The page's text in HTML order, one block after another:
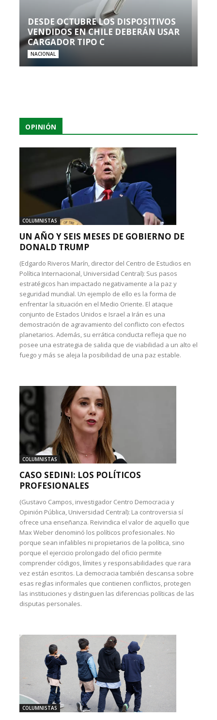
DESDE OCTUBRE LOS DISPOSITIVOS
VENDIDOS EN CHILE DEBERÁN USAR
CARGADOR TIPO C
NACIONAL
OPINIÓN
COLUMNISTAS
UN AÑO Y SEIS MESES DE GOBIERNO DE
DONALD TRUMP
(Edgardo Riveros Marín, director del Centro de Estudios en
Política Internacional, Universidad Central): Sus pasos
estratégicos han impactado negativamente a la paz y
seguridad mundial. Un ejemplo de ello es la forma de
enfrentar la situación en el Medio Oriente. El ataque
conjunto de Estados Unidos e Israel a Irán es una
demostración de agravamiento del conflicto con efectos
planetarios. Además, su errática conducta refleja que no
posee una estrategia de salida que de viabilidad a un alto el
fuego y más se aleja la posibilidad de una paz estable.
COLUMNISTAS
CASO SEDINI: LOS POLÍTICOS
PROFESIONALES
(Gustavo Campos, investigador Centro Democracia y
Opinión Pública, Universidad Central): La controversia sí
ofrece una enseñanza. Reivindica el valor de aquello que
Max Weber denominó los políticos profesionales. No
porque sean infalibles ni propietarios de la política, sino
porque el ejercicio prolongado del oficio permite
comprender códigos, límites y responsabilidades que rara
vez están escritos. La democracia también descansa sobre
esas reglas informales que contienen conflictos, protegen
las instituciones y distinguen las diferencias políticas de las
disputas personales.
COLUMNISTAS